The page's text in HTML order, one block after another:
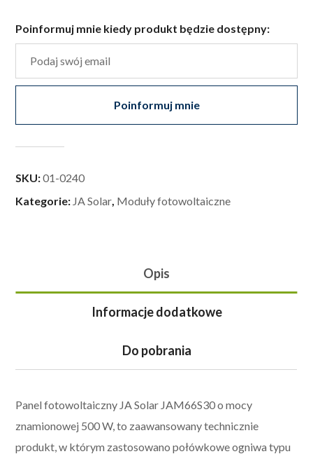
Poinformuj mnie kiedy produkt będzie dostępny:
Poinformuj mnie
SKU:01-0240
Kategorie: JA Solar Moduły fotowoltaiczne
Opis
Informacje dodatkowe
Do pobrania
Panel fotowoltaiczny JA Solar JAM66S30 o mocy
znamionowej 500 W, to zaawansowany technicznie
produkt, w którym zastosowano połówkowe ogniwa typu